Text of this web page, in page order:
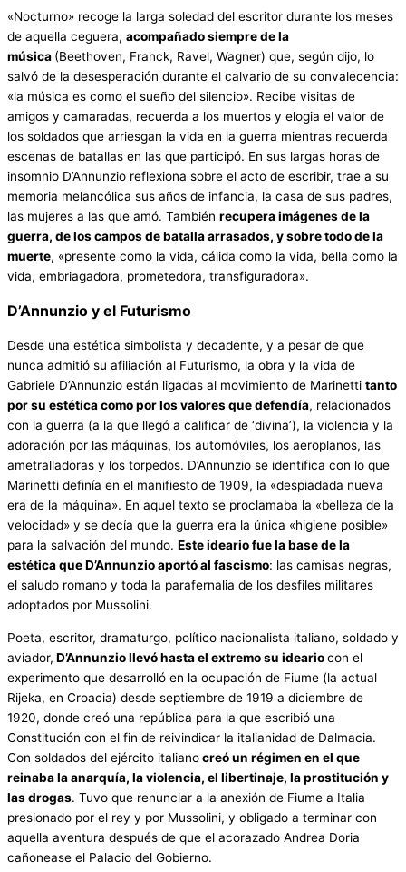
«Nocturno» recoge la larga soledad del escritor durante los meses
de aquella ceguera, acompañado siempre de la
música (Beethoven, Franck, Ravel, Wagner) que, según dijo, lo
salvó de la desesperación durante el calvario de su convalecencia:
«la música es como el sueño del silencio». Recibe visitas de
amigos y camaradas, recuerda a los muertos y elogia el valor de
los soldados que arriesgan la vida en la guerra mientras recuerda
escenas de batallas en las que participó. En sus largas horas de
insomnio D’Annunzio reflexiona sobre el acto de escribir, trae a su
memoria melancólica sus años de infancia, la casa de sus padres,
las mujeres a las que amó. También recupera imágenes de la
guerra, de los campos de batalla arrasados, y sobre todo de la
muerte, «presente como la vida, cálida como la vida, bella como la
vida, embriagadora, prometedora, transfiguradora».
D’Annunzio y el Futurismo
Desde una estética simbolista y decadente, y a pesar de que
nunca admitió su afiliación al Futurismo, la obra y la vida de
Gabriele D’Annunzio están ligadas al movimiento de Marinetti tanto
por su estética como por los valores que defendía, relacionados
con la guerra (a la que llegó a calificar de ‘divina’), la violencia y la
adoración por las máquinas, los automóviles, los aeroplanos, las
ametralladoras y los torpedos. D’Annunzio se identifica con lo que
Marinetti definía en el manifiesto de 1909, la «despiadada nueva
era de la máquina». En aquel texto se proclamaba la «belleza de la
velocidad» y se decía que la guerra era la única «higiene posible»
para la salvación del mundo. Este ideario fue la base de la
estética que D’Annunzio aportó al fascismo: las camisas negras,
el saludo romano y toda la parafernalia de los desfiles militares
adoptados por Mussolini.
Poeta, escritor, dramaturgo, político nacionalista italiano, soldado y
aviador, D’Annunzio llevó hasta el extremo su ideariocon el
experimento que desarrolló en la ocupación de Fiume (la actual
Rijeka, en Croacia) desde septiembre de 1919 a diciembre de
1920, donde creó una república para la que escribió una
Constitución con el fin de reivindicar la italianidad de Dalmacia.
Con soldados del ejército italianocreó un régimen en el que
reinaba la anarquía, la violencia, el libertinaje, la prostitución y
las drogas. Tuvo que renunciar a la anexión de Fiume a Italia
presionado por el rey y por Mussolini, y obligado a terminar con
aquella aventura después de que el acorazado Andrea Doria
cañonease el Palacio del Gobierno.